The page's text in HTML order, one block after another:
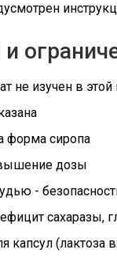
не изучен в этой
форма сиропа
дозы
-
сахаразы,
капсул (лактоза